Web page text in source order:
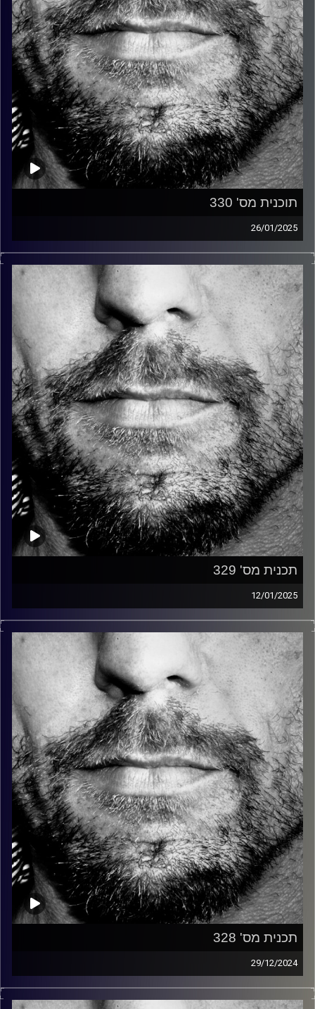
תוכנית מס' 330
26/01/2025
זיפים, מוזיקה מחוספסת של הופעות חיות. הרבה ג'אם, רוק,
בלוז, bluegrass, ג'אז, Fאנק, פרוגרסיב ואפילו אלקטרוניקה.
כל מה שחי, אמיתי ונושם.
עם שמוליק רגב.
קרדיט תמונות: David Goehring
תכנית מס' 329
12/01/2025
זיפים, מוזיקה מחוספסת של הופעות חיות. הרבה ג'אם, רוק,
בלוז, bluegrass, ג'אז, Fאנק, פרוגרסיב ואפילו אלקטרוניקה.
כל מה שחי, אמיתי ונושם.
עם שמוליק רגב.
קרדיט תמונות: David Goehring
תכנית מס' 328
29/12/2024
זיפים, מוזיקה מחוספסת של הופעות חיות. הרבה ג'אם, רוק,
בלוז, bluegrass, ג'אז, Fאנק, פרוגרסיב ואפילו אלקטרוניקה.